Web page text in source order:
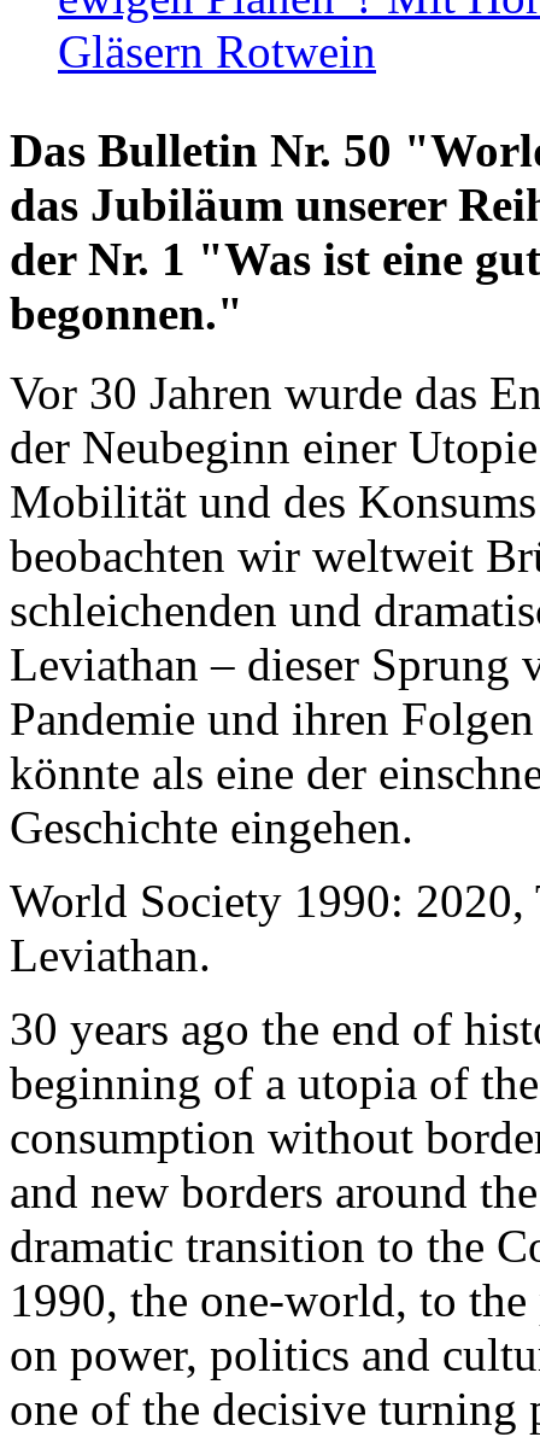
Gläsern Rotwein
Das Bulletin Nr. 50
das Jubiläum unserer
der Nr. 1 "Was ist eine
begonnen."
Vor 30 Jahren wurde das
der Neubeginn einer
Mobilität und des
beobachten wir weltweit
schleichenden und
Leviathan – dieser Sprung
Pandemie und ihren
könnte als eine der
Geschichte eingehen.
World Society 1990: 2020,
Leviathan.
30 years ago the end of
beginning of a utopia of
consumption without
and new borders around
dramatic transition to the
1990, the one-world, to the
on power, politics and
one of the decisive turning